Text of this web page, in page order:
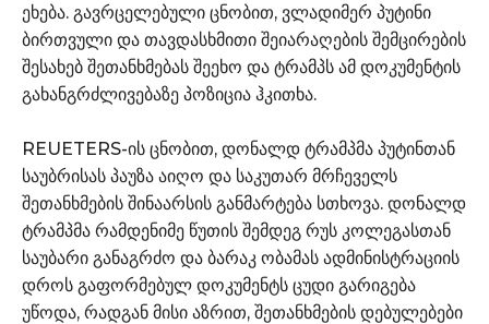
ეხება. გავრცელებული ცნობით, ვლადიმერ პუტინი
ბირთვული და თავდასხმითი შეიარაღების შემცირების
შესახებ შეთანხმებას შეეხო და ტრამპს ამ დოკუმენტის
გახანგრძლივებაზე პოზიცია ჰკითხა.
REUETERS-ის ცნობით, დონალდ ტრამპმა პუტინთან
საუბრისას პაუზა აიღო და საკუთარ მრჩეველს
შეთანხმების შინაარსის განმარტება სთხოვა. დონალდ
ტრამპმა რამდენიმე წუთის შემდეგ რუს კოლეგასთან
საუბარი განაგრძო და ბარაკ ობამას ადმინისტრაციის
დროს გაფორმებულ დოკუმენტს ცუდი გარიგება
უწოდა, რადგან მისი აზრით, შეთანხმების დებულებები